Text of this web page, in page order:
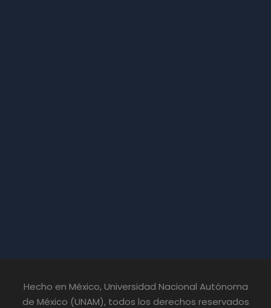
Hecho en México, Universidad Nacional Autónoma
de México (UNAM), todos los derechos reservados